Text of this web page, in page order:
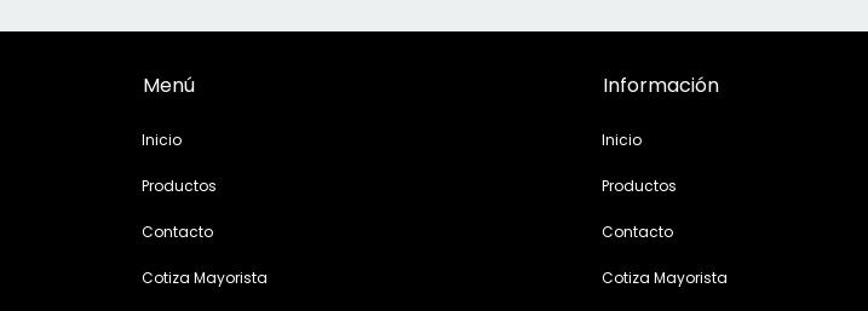
Menú
Inicio
Productos
Contacto
Cotiza Mayorista
Información
Inicio
Productos
Contacto
Cotiza Mayorista